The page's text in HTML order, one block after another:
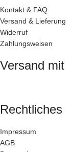
Kontakt & FAQ
Versand & Lieferung
Widerruf
Zahlungsweisen
Versand mit
Rechtliches
Impressum
AGB